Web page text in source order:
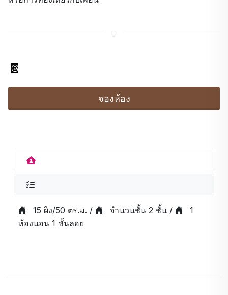
จองห้อง
15 ผิง/50 ตร.ม. / จำนวนชั้น 2 ชั้น /
1
ห้องนอน 1 ชั้นลอย